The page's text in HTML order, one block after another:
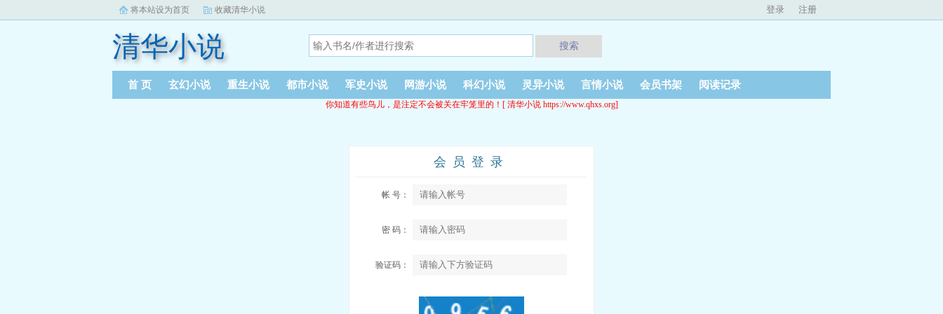
将本站设为首页 收藏清华小说 登录 注册
清华小说 搜索
首 页 玄幻小说 重生小说 都市小说 军史小说 网游小说 科幻小说 灵异小说 言情小说 会员书架 阅读记录
你知道有些鸟儿，是注定不会被关在牢笼里的！[ 清华小说 https://www.qhxs.org]
会员登录
帐 号：
密 码：
验证码：